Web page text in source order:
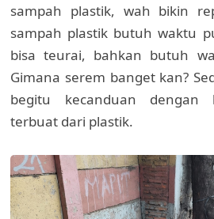
sampah plastik, wah bikin
sampah plastik butuh waktu
bisa teurai, bahkan butuh
Gimana serem banget kan?
begitu kecanduan dengan
terbuat dari plastik.